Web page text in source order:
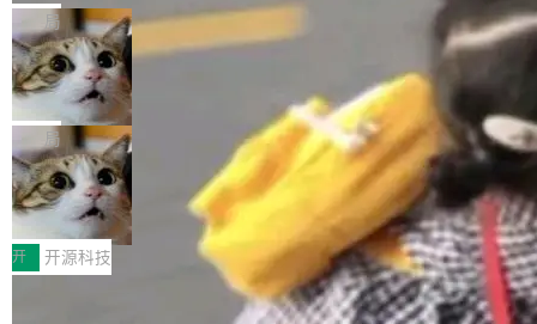
库之一。你的操作系统、浏览器、无数的基础设
施软件，很可能都在用它。而过去十年，维护它
的人一直在用业余...
gi?id=2019042">Bug&nbsp;2019042</a>）</l
i> <li>现在，助手可以直接使用 Exa 的网络搜索
结果回答问题，而无需将问题转交给搜索引擎。
（<a href="https://bugzilla.mozilla.org/show_
bug.cgi?id=204...
的 npm 包。项目的核心论点是：容器不适合 Ag
ent 计算。真正适合的，是 Isolate。 Cloudflare
工程师在这件事上没什么可谦虚的——他们用 W
orkers 跑了十年 Isolate。用 CEO Matthew Pri
nce 的话说：「我们一生都在用 Isolate 运行代
码，而 AI Agent 不需要容器，它们需要的是 Iso
late。」 容器为什么不合适 容器的问题在于启动
和销毁都太重了。一个 Agent 要执行的任务可能
只需要几毫秒的 CPU 时间，但容器从冷启动到
就绪要花数秒。如果未来有十...
局
OpenAI 公开邮件和聊天记录回应苹果
诉讼，称“Apple is getting this wron
g”
上个月，苹果一纸诉状把 OpenAI 告上法庭，指
控其挖角苹果前员工并窃取商业秘密。苹果的诉
状把 OpenAI 描述成一个系统性地从前东家挖
人、套取机密信息的对手。 OpenAI 没发律师
函，也没选择庭外沉默。它在官网贴了一篇博
文，标题只有六个字：Apple is getting this wro
ng。 然后，它把邮件往来和 iMessage 聊天记
录全贴了出来。 他发错人了 苹果外部律师 Gabr
局
HUAWEI MatePad Edge上架WorkBu
ddy鸿蒙PC版，说话就能干活的AI办公
搭子
全能AI工作台WorkBuddy鸿蒙PC版上架HUAWE
I MatePad Edge应用市场，直接下载即可使
用，与鸿蒙电脑上的体验一致。值得一提的是，
这是目前市面上唯一支持平板接入WorkBuddy P
开 开源科技
FFmpeg 9.0 发布：代号“Lei”，以此纪